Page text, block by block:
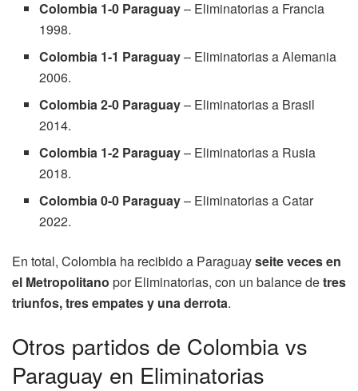
Colombia 1-0 Paraguay– Eliminatorias a Francia
1998.
Colombia 1-1 Paraguay– Eliminatorias a Alemania
2006.
Colombia 2-0 Paraguay– Eliminatorias a Brasil
2014.
Colombia 1-2 Paraguay– Eliminatorias a Rusia
2018.
Colombia 0-0 Paraguay– Eliminatorias a Catar
2022.
En total, Colombia ha recibido a Paraguayseite veces en
el Metropolitano por Eliminatorias, con un balance detres
triunfos, tres empates y una derrota.
Otros partidos de Colombia vs
Paraguay en Eliminatorias